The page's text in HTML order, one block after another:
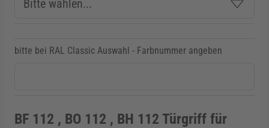
bitte bei RAL Classic Auswahl - Farbnummer angeben
BF 112 , BO 112 , BH 112 Türgriff für